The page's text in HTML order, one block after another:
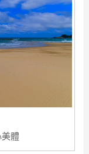
體